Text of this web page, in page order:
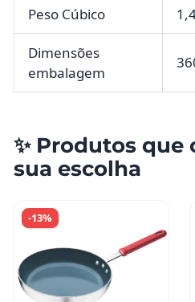
Peso Cúbico
Dimensões
embalagem
✨ Produtos
sua escolha
-13%